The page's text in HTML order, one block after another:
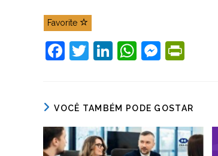
Favorite
F
e
b
o
T
er
Li
e
dI
n
W
s
A
p
M
e
n
g
ri
e
n
VOCÊ TAMBÉM PODE GOSTAR